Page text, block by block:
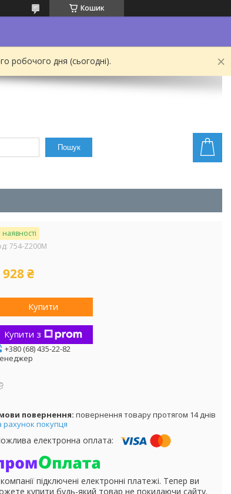
Кошик
робочого дня (сьогодні).
Пошук
наявності
754-Z200M
928 ₴
Купити
Купити з
+380 (68) 435-22-82
повернення товару протягом 14 днів
рахунок покупця
підключені електронні платежі. Тепер ви
купити будь-який товар не покидаючи сайту.